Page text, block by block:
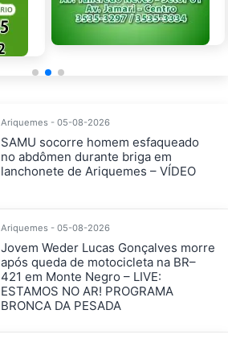
Ariquemes - 05-08-2026
SAMU socorre homem esfaqueado
no abdômen durante briga em
lanchonete de Ariquemes – VÍDEO
Ariquemes - 05-08-2026
Jovem Weder Lucas Gonçalves morre
após queda de motocicleta na BR–
421 em Monte Negro – LIVE:
ESTAMOS NO AR! PROGRAMA
BRONCA DA PESADA